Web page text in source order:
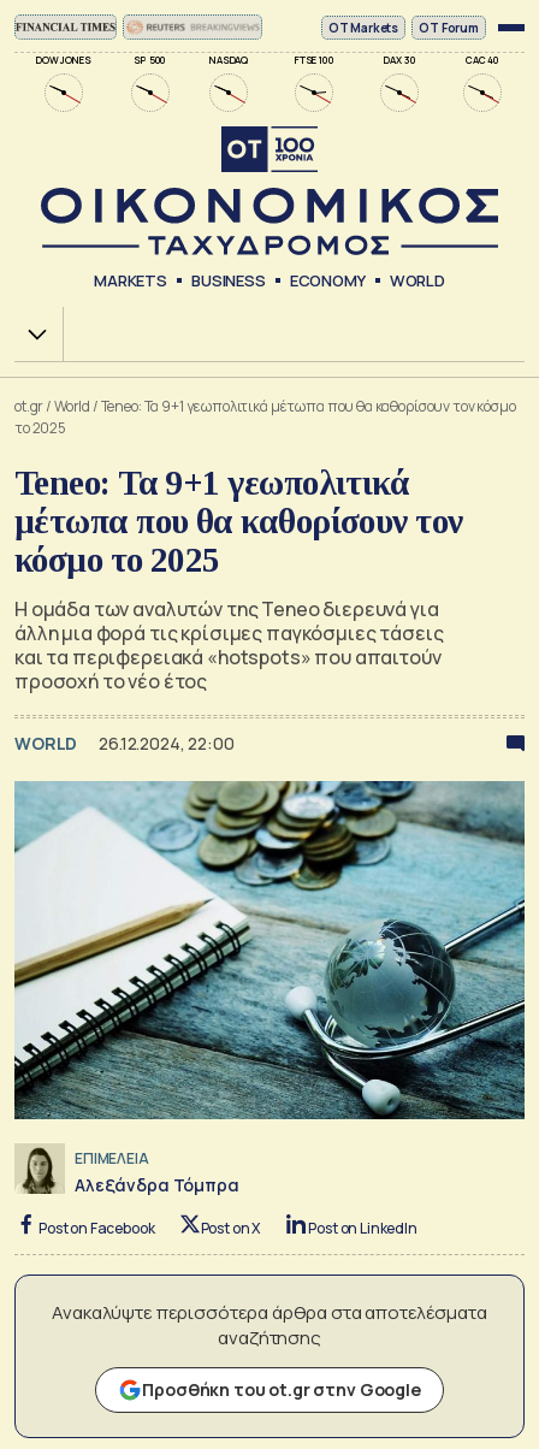
DOW JONES SP 500 NASDAQ FTSE 100 DAX 30 CAC 40
ΟΤ Markets OT Forum
MARKETS BUSINESS ECONOMY WORLD
Χ.Α.
ot.gr/World /Teneo: Τα 9+1 γεωπολιτικά μέτωπα που θα καθορίσουν τον κόσμο
το 2025
Teneo: Τα 9+1 γεωπολιτικά
μέτωπα που θα καθορίσουν τον
κόσμο το 2025
Η ομάδα των αναλυτών της Teneo διερευνά για
άλλη μια φορά τις κρίσιμες παγκόσμιες τάσεις
και τα περιφερειακά «hotspots» που απαιτούν
προσοχή το νέο έτος
WORLD 26.12.2024, 22:00
ΕΠΙΜΕΛΕΙΑ
Αλεξάνδρα Τόμπρα
Post on Facebook Post on X Post on LinkedIn
Ανακαλύψτε περισσότερα άρθρα στα αποτελέσματα
αναζήτησης
Προσθήκη του ot.gr στην Google